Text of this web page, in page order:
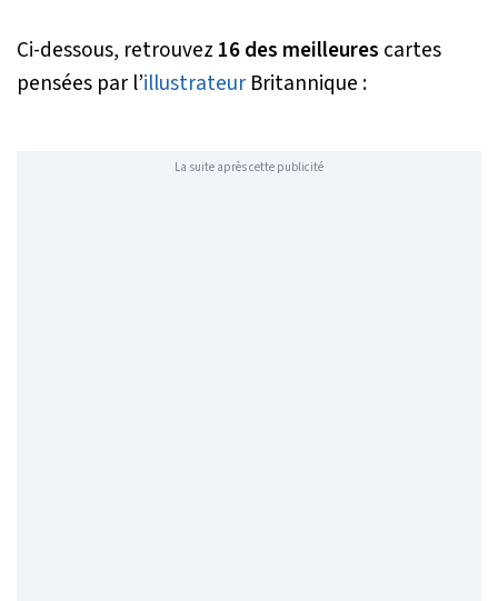
Ci-dessous, retrouvez 16 des meilleures cartes
pensées par l’illustrateur Britannique :
La suite après cette publicité